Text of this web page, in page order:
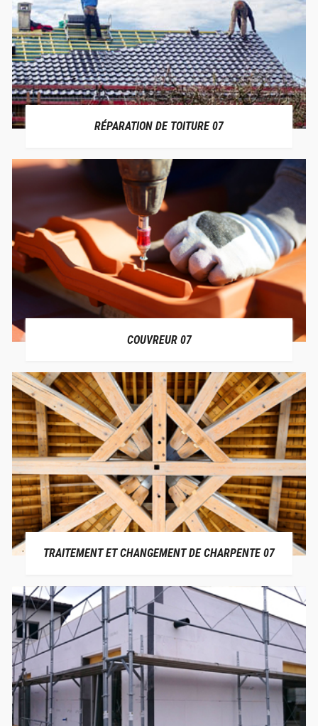
RÉPARATION DE TOITURE 07
COUVREUR 07
TRAITEMENT ET CHANGEMENT DE CHARPENTE 07